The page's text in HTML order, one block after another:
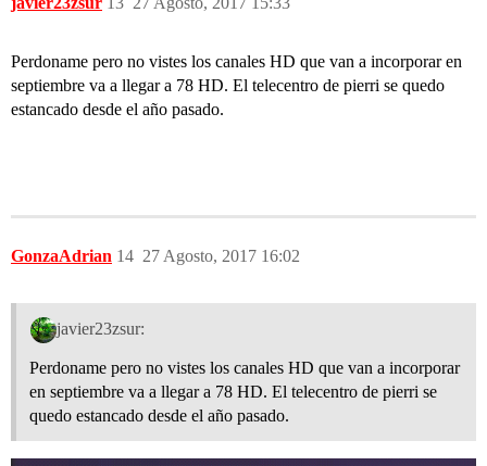
Perdoname pero no vistes los canales HD que van a incorporar en
septiembre va a llegar a 78 HD. El telecentro de pierri se quedo
estancado desde el año pasado.
GonzaAdrian 27 Agosto, 2017 16:02
14
javier23zsur:
Perdoname pero no vistes los canales HD que van a incorporar
en septiembre va a llegar a 78 HD. El telecentro de pierri se
quedo estancado desde el año pasado.